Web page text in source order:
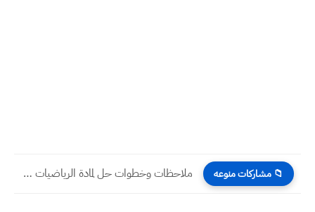
📁 مشاركات منوعه ملاحظات وخطوات حل لمادة الرياضيات للسادس الابتدائي مهمة جدا بالوزاري